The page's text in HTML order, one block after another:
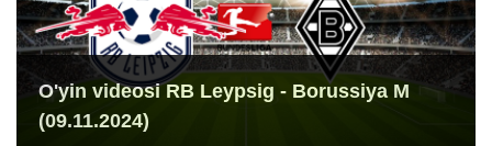
O'yin videosi RB Leypsig - Borussiya M
(09.11.2024)